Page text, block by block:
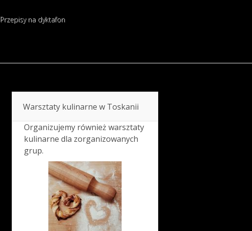
Przepisy na dyktafon
Warsztaty kulinarne w Toskanii
Organizujemy również warsztaty
kulinarne dla zorganizowanych
grup.